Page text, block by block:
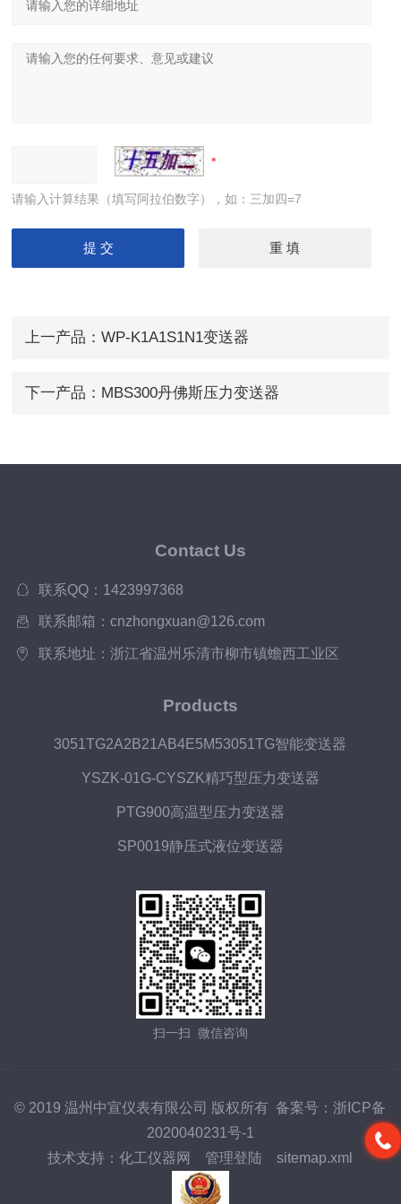
请输入计算结果（填写阿拉伯数字），如：三加四=7
上一产品： WP-K1A1S1N1变送器
下一产品： MBS300丹佛斯压力变送器
Contact Us
联系QQ：1423997368
联系邮箱：cnzhongxuan@126.com
联系地址：浙江省温州乐清市柳市镇蟾西工业区
Products
3051TG2A2B21AB4E5M53051TG智能变送器
YSZK-01G-CYSZK精巧型压力变送器
PTG900高温型压力变送器
SP0019静压式液位变送器
扫一扫 微信咨询
© 2019 温州中宣仪表有限公司 版权所有 备案号：浙ICP备
2020040231号-1
技术支持：化工仪器网 管理登陆 sitemap.xml